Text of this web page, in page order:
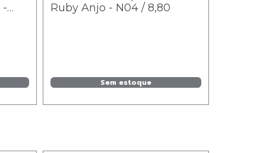
-
Ruby Anjo - N04 / 8,80
Sem estoque